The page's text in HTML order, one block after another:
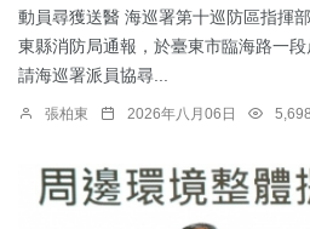
動員尋獲送醫 海巡署第十巡防區指揮
東縣消防局通報，於臺東市臨海路一段
請海巡署派員協尋...
張柏東 2026年八月06日